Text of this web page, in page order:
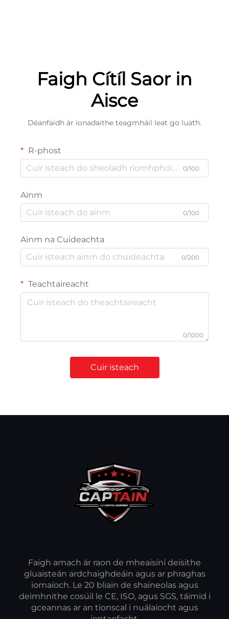
Faigh Cítíl Saor in
Aisce
Déanfaidh ár ionadaithe teagmháil leat go luath.
R-phost
0/100
Ainm
0/100
Ainm na Cuideachta
0/200
Teachtaireacht
0/1000
Cuir isteach
Faigh amach ár raon de mheaisíní deisithe
gluaisteán ardchaighdeáin agus ar phraghas
iomaíoch. Le 20 bliain de shaineolas agus
deimhnithe cosúil le CE, ISO, agus SGS, táimid i
gceannas ar an tionscal i nuálaíocht agus